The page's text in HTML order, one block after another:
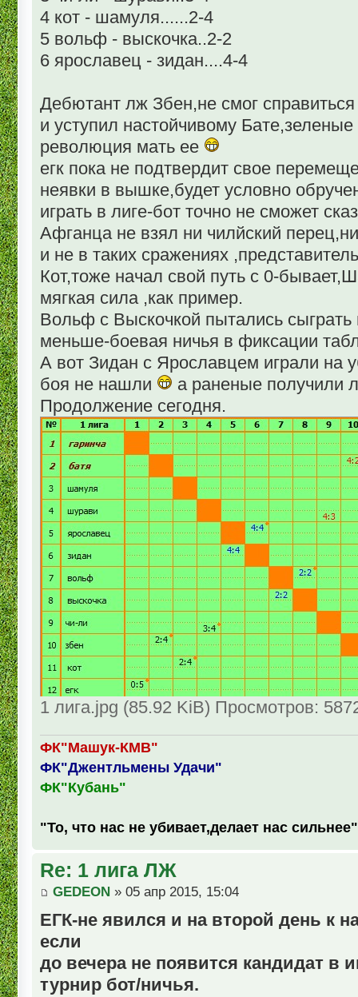
4 кот - шамуля......2-4
5 вольф - выскочка..2-2
6 ярославец - зидан....4-4
Дебютант лж Збен,не смог
и уступил настойчивому
революция мать ее
егк пока не подтвердит свое
неявки в вышке,будет условно
играть в лиге-бот точно не сможет
Афганца не взял ни чилйский
и не в таких сражениях
Кот,тоже начал свой путь с 0-
мягкая сила ,как пример.
Вольф с Выскочкой пытались сыграть
меньше-боевая ничья в фиксации
А вот Зидан с Ярославцем играли на
боя не нашли
а раненые получили
Продолжение сегодня.
1 лига.jpg (85.92 KiB) Просмотров:
ФК"Машук-КМВ"
ФК"Джентльмены Удачи"
ФК"Кубань"
"То, что нас не убивает,делает нас сильнее"
Re: 1 лига ЛЖ
GEDEON » 05 апр 2015, 15:04
ЕГК-не явился и на второй день к
если
до вечера не появится кандидат в
турнир бот/ничья.